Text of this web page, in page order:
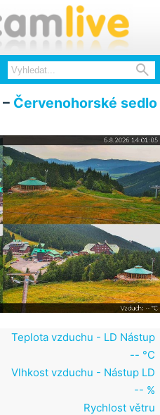

– Červenohorské sedlo
Teplota vzduchu - LD Nástup
-- °C
Vlhkost vzduchu - Nástup LD
-- %
Rychlost větru